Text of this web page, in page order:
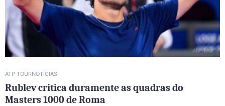
ATP TOURNOTÍCIAS
Rublev critica duramente as quadras do
Masters 1000 de Roma